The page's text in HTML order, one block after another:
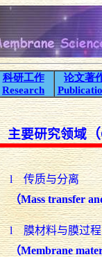
科研工作
Research
论文著
主要研究领域（
l
传质与分离
（Mass transfer
l
膜材料与膜过程
（Membrane